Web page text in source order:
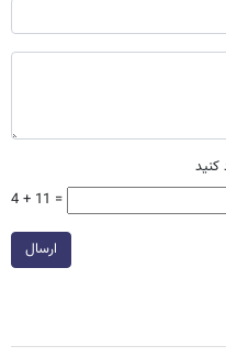
کنید
4 + 11 =
ارسال